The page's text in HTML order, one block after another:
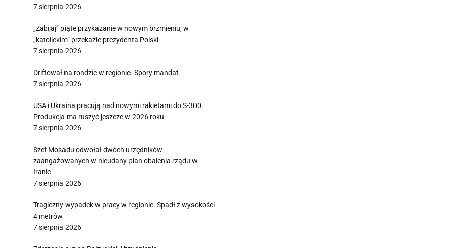
7 sierpnia 2026
„Zabijaj” piąte przykazanie w nowym brzmieniu, w
„katolickim” przekazie prezydenta Polski
7 sierpnia 2026
Driftował na rondzie w regionie. Spory mandat
7 sierpnia 2026
USA i Ukraina pracują nad nowymi rakietami do S-300.
Produkcja ma ruszyć jeszcze w 2026 roku
7 sierpnia 2026
Szef Mosadu odwołał dwóch urzędników
zaangażowanych w nieudany plan obalenia rządu w
Iranie
7 sierpnia 2026
Tragiczny wypadek w pracy w regionie. Spadł z wysokości
4 metrów
7 sierpnia 2026